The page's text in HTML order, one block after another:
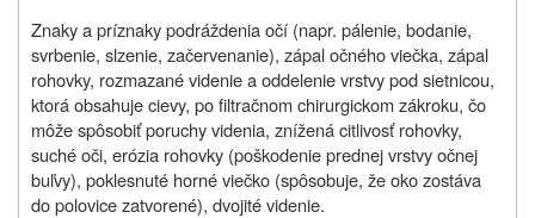
Znaky a príznaky podráždenia očí (napr. pálenie, bodanie,
svrbenie, slzenie, začervenanie), zápal očného viečka, zápal
rohovky, rozmazané videnie a oddelenie vrstvy pod sietnicou,
ktorá obsahuje cievy, po filtračnom chirurgickom zákroku, čo
môže spôsobiť poruchy videnia, znížená citlivosť rohovky,
suché oči, erózia rohovky (poškodenie prednej vrstvy očnej
buľvy), poklesnuté horné viečko (spôsobuje, že oko zostáva
do polovice zatvorené), dvojité videnie.